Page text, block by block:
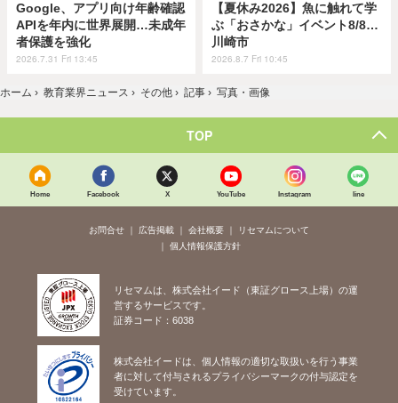
Google、アプリ向け年齢確認
APIを年内に世界展開…未成年
者保護を強化
2026.7.31 Fri 13:45
【夏休み2026】魚に触れて学
ぶ「おさかな」イベント8/8…
川崎市
2026.8.7 Fri 10:45
ホーム › 教育業界ニュース › その他 › 記事 › 写真・画像
TOP
Home Facebook X YouTube Instagram line
お問合せ 広告掲載 会社概要
リセマムについて
個人情報保護方針
リセマムは、株式会社イード（東証グロース上場）の運
営するサービスです。
証券コード：6038
株式会社イードは、個人情報の適切な取扱いを行う事業
者に対して付与されるプライバシーマークの付与認定を
受けています。